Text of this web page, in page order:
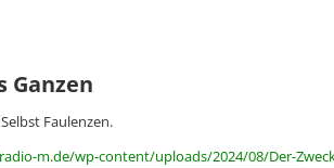
Ganzen
Faulenzen.
m.de/wp-content/uploads/2024/08/Der-